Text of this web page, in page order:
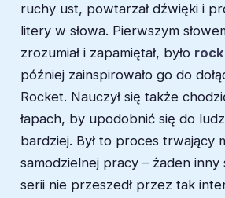
ruchy ust, powtarzał dźwięki i
litery w słowa. Pierwszym
zrozumiał i zapamiętał, było
później zainspirowało go do
Rocket. Nauczył się także
łapach, by upodobnić się do
bardziej. Był to proces trwający
samodzielnej pracy – żaden
serii nie przeszedł przez tak